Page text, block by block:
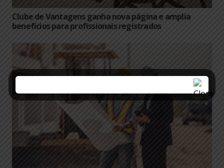
Clube de Vantagens ganha nova página e amplia
benefícios para profissionais registrados